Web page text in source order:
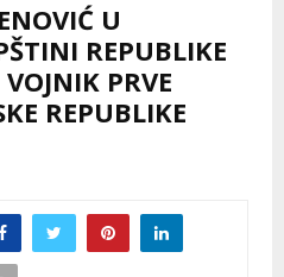
U
REPUBLIKE
PRVE
REPUBLIKE